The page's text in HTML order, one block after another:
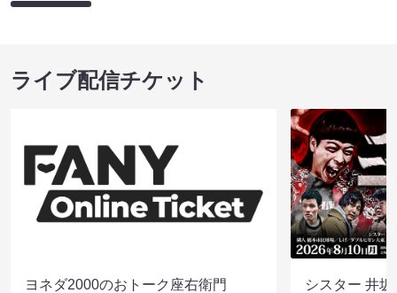
ライブ配信チケット
ヨネダ2000のおトーク座右衛門
シスター 井